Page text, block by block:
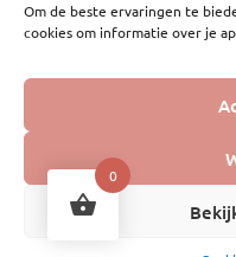
Om de beste ervaringen te
cookies om informatie over je
donderdag
vrijdag
zondag
Mijn account
Geboortelijsten
Webshop
0